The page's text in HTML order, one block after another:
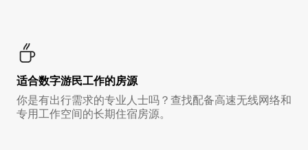
适合数字游民工作的房源
你是有出行需求的专业人士吗？查找配备高速无线网络和
专用工作空间的长期住宿房源。